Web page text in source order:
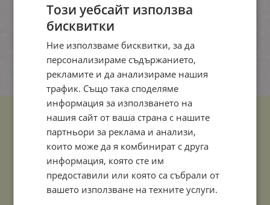
Този уебсайт използва
бисквитки
Ние използваме бисквитки, за да
персонализираме съдържанието,
рекламите и да анализираме нашия
трафик. Също така споделяме
информация за използването на
нашия сайт от ваша страна с нашите
партньори за реклама и анализи,
които може да я комбинират с друга
информация, която сте им
предоставили или която са събрали от
вашето използване на техните услуги.